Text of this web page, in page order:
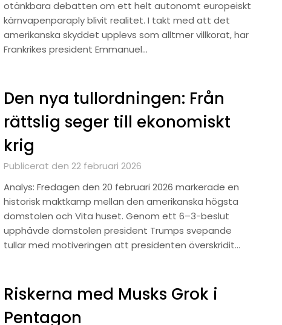
otänkbara debatten om ett helt autonomt europeiskt
kärnvapenparaply blivit realitet. I takt med att det
amerikanska skyddet upplevs som alltmer villkorat, har
Frankrikes president Emmanuel…
Den nya tullordningen: Från
rättslig seger till ekonomiskt
krig
Publicerat den 22 februari 2026
Analys: Fredagen den 20 februari 2026 markerade en
historisk maktkamp mellan den amerikanska högsta
domstolen och Vita huset. Genom ett 6–3-beslut
upphävde domstolen president Trumps svepande
tullar med motiveringen att presidenten överskridit…
Riskerna med Musks Grok i
Pentagon